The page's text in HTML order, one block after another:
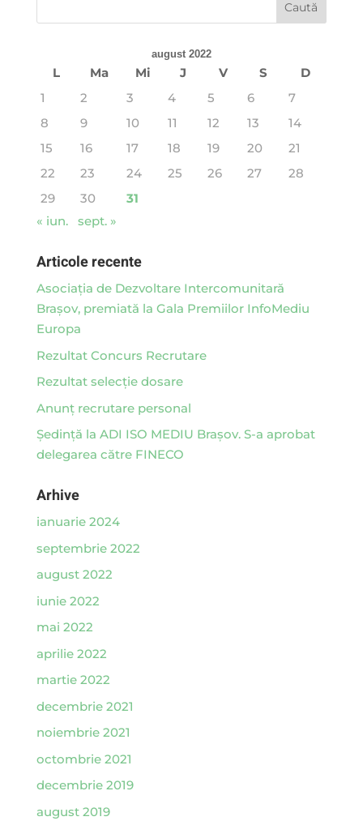
august 2022
L Ma Mi J V S
D
1
2 3 4 5 6
7
8
9 10 11 12 13
14
15
16 17 18 19 20
21
22
23 24 25 26 27
28
29
30
31
« iun.
sept. »
Articole recente
Asociaţia de Dezvoltare Intercomunitară
Braşov, premiată la Gala Premiilor InfoMediu
Europa
Rezultat Concurs Recrutare
Rezultat selecție dosare
Anunț recrutare personal
Ședință la ADI ISO MEDIU Brașov. S-a aprobat
delegarea către FINECO
Arhive
ianuarie 2024
septembrie 2022
august 2022
iunie 2022
mai 2022
aprilie 2022
martie 2022
decembrie 2021
noiembrie 2021
octombrie 2021
decembrie 2019
august 2019